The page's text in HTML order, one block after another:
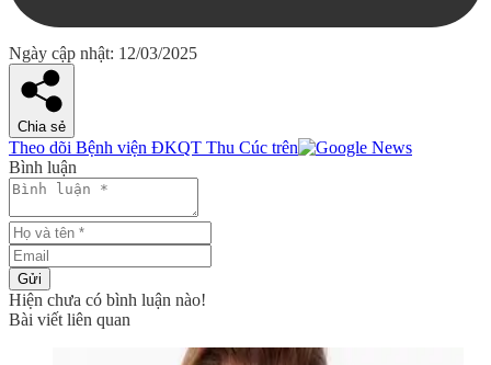
Ngày cập nhật: 12/03/2025
Chia sẻ
Theo dõi Bệnh viện ĐKQT Thu Cúc trên
Bình luận
Gửi
Hiện chưa có bình luận nào!
Bài viết liên quan